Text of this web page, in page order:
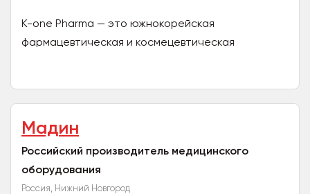
K-one Pharma — это южнокорейская
фармацевтическая и космецевтическая
Мадин
Российский производитель медицинского
оборудования
Россия, Нижний Новгород